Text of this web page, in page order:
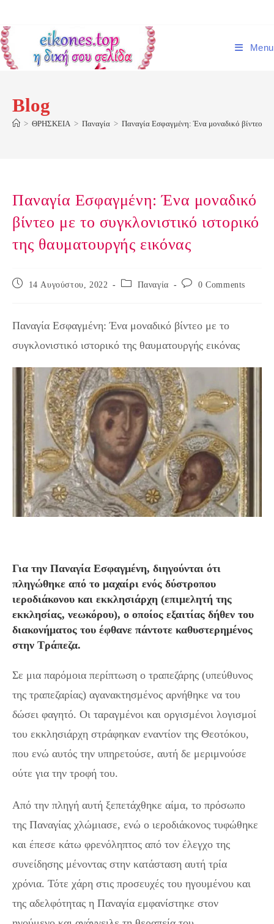
content
Menu
Blog
> ΘΡΗΣΚΕΙΑ > Παναγία > Παναγία Εσφαγμένη: Ένα μοναδικό βίντεο με
Παναγία Εσφαγμένη: Ένα μοναδικό
βίντεο με το συγκλονιστικό ιστορικό
της θαυματουργής εικόνας
Post
14 Αυγούστου, 2022
Post
Παναγία
Post 0 Comments
Παναγία Εσφαγμένη: Ένα μοναδικό βίντεο με το
συγκλονιστικό ιστορικό της θαυματουργής εικόνας
Για την Παναγία Εσφαγμένη, διηγούνται ότι
πληγώθηκε από το μαχαίρι ενός δύστροπου
ιεροδιάκονου και εκκλησιάρχη (επιμελητή της
εκκλησίας, νεωκόρου), ο οποίος εξαιτίας δήθεν του
διακονήματος του έφθανε πάντοτε καθυστερημένος
στην Τράπεζα.
Σε μια παρόμοια περίπτωση ο τραπεζάρης (υπεύθυνος
της τραπεζαρίας) αγανακτησμένος αρνήθηκε να του
δώσει φαγητό. Οι ταραγμένοι και οργισμένοι λογισμοί
του εκκλησιάρχη στράφηκαν εναντίον της Θεοτόκου,
που ενώ αυτός την υπηρετούσε, αυτή δε μεριμνούσε
ούτε για την τροφή του.
Από την πληγή αυτή ξεπετάχθηκε αίμα, το πρόσωπο
της Παναγίας χλώμιασε, ενώ ο ιεροδιάκονος τυφώθηκε
και έπεσε κάτω φρενόληπτος από τον έλεγχο της
συνείδησης μένοντας στην κατάσταση αυτή τρία
χρόνια. Τότε χάρη στις προσευχές του ηγουμένου και
της αδελφότητας η Παναγία εμφανίστηκε στον